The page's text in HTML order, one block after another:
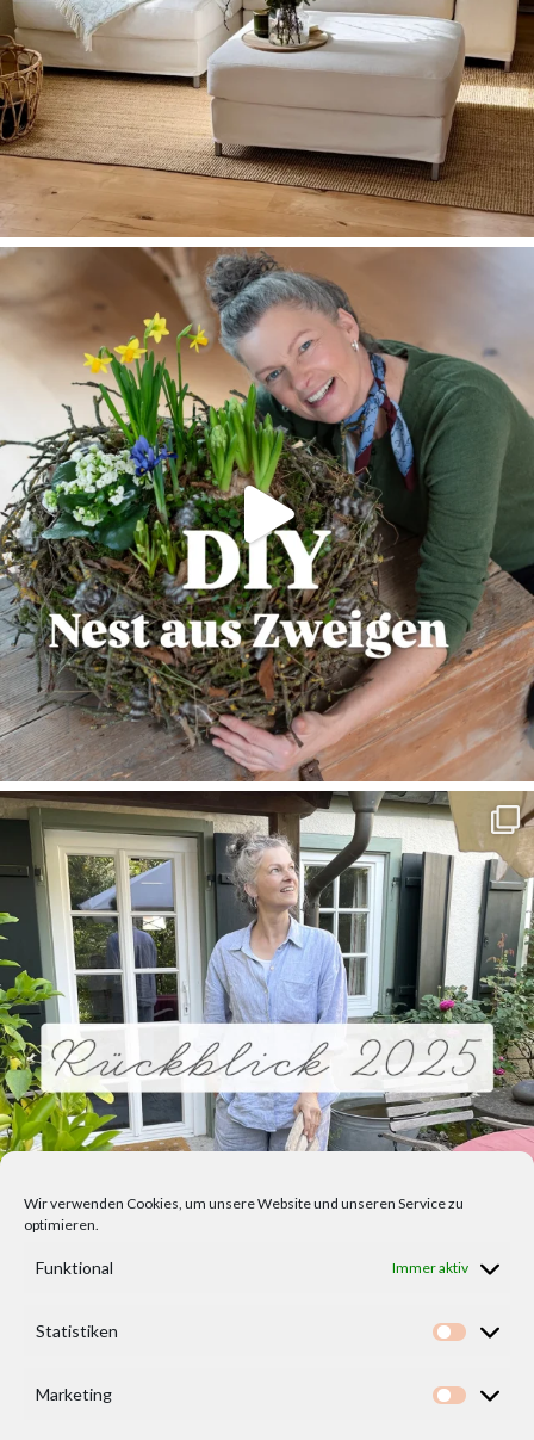
Wir verwenden Cookies, um unsere Website und unseren Service zu
optimieren.
Funktional Immer aktiv
Statistiken
Marketing